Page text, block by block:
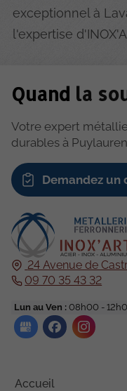
exceptionnel à
l'expertise
24 Avenue de
09 70 35 43 32
Lun au Ven : 08h00 -
Accueil
Quand la
Votre expert
durables à
Demandez un